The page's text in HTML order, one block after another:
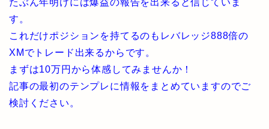
す。
これだけポジションを持てるのもレバレッジ888倍の
XMでトレード出来るからです。
まずは10万円から体感してみませんか！
記事の最初のテンプレに情報をまとめていますのでご
検討ください。